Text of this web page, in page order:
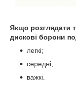
Якщо розглядати
дискові борони
легкі;
середні;
важкі.